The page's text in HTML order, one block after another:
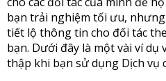
bạn trải nghiệm tối ưu,
tiết lộ thông tin cho đối tác
bạn. Dưới đây là một vài ví
thập khi bạn sử dụng Dịch vụ